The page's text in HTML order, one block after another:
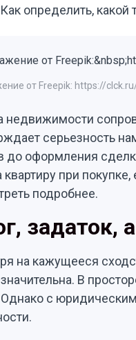
Как определить, какой
от Freepik: https://
недвижимости
серьезность
до оформления
квартиру при
подробнее.
задаток,
на кажущееся
В
Однако с